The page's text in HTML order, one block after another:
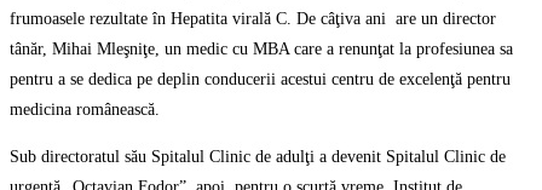
frumoasele rezultate în Hepatita virală C. De câţiva ani are un director
tânăr, Mihai Mleşniţe, un medic cu MBA care a renunţat la profesiunea sa
pentru a se dedica pe deplin conducerii acestui centru de excelenţă pentru
medicina românească.
Sub directoratul său Spitalul Clinic de adulţi a devenit Spitalul Clinic de